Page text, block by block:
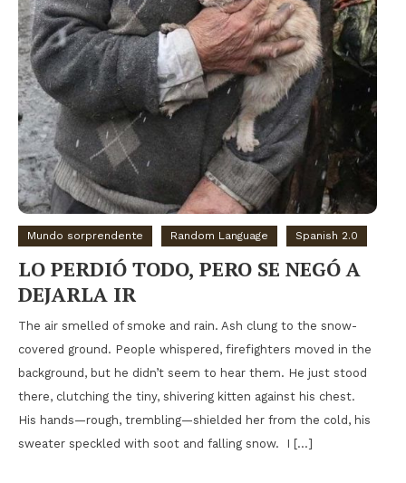
Mundo sorprendente Random Language Spanish 2.0
LO PERDIÓ TODO, PERO SE NEGÓ A
DEJARLA IR
The air smelled of smoke and rain. Ash clung to the snow-
covered ground. People whispered, firefighters moved in the
background, but he didn’t seem to hear them. He just stood
there, clutching the tiny, shivering kitten against his chest.
His hands—rough, trembling—shielded her from the cold, his
sweater speckled with soot and falling snow. I […]